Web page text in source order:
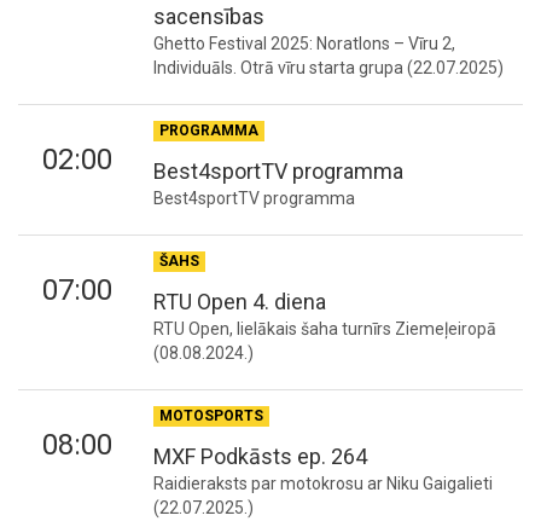
sacensības
Ghetto Festival 2025: Noratlons – Vīru 2,
Individuāls. Otrā vīru starta grupa (22.07.2025)
02:00
PROGRAMMA
Best4sportTV programma
Best4sportTV programma
07:00
ŠAHS
RTU Open 4. diena
RTU Open, lielākais šaha turnīrs Ziemeļeiropā
(08.08.2024.)
08:00
MOTOSPORTS
MXF Podkāsts ep. 264
Raidieraksts par motokrosu ar Niku Gaigalieti
(22.07.2025.)